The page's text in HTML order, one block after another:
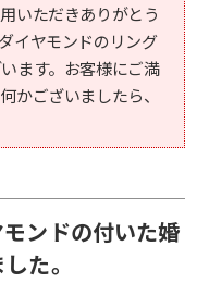
いただきありがとう
イヤモンドのリング
ます。お客様にご満
かございましたら、
ンドの付いた婚
た。